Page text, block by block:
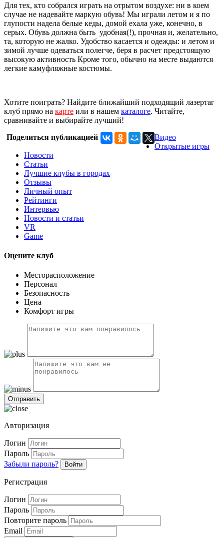
Для тех, кто собрался играть на отрытом воздухе: ни в коем
случае не надевайте маркую обувь! Мы играли летом и я по
глупости надела белые кеды, домой ехала уже, конечно, в
серых. Обувь должна быть удобная(!), прочная и, желательно,
та, которую не жалко. Удобство касается и одежды: и летом и
зимой лучше одеваться полегче, беря в расчет предстоящую
высокую активность Кроме того, обычно на месте выдаются
легкие камуфляжные костюмы.
Хотите поиграть? Найдите ближайший подходящий лазертаг
клуб прямо на карте или в нашем каталоге. Читайте,
сравнивайте и выбирайте лучший!
Поделиться публикацией
Видео
Открытые игры
Новости
Статьи
Лучшие клубы в городах
Отзывы
Личный опыт
Рейтинги
Интервью
Новости и статьи
VR
Game
Оцените клуб
Месторасположение
Персонал
Безопасность
Цена
Комфорт игры
Авторизация
Логин
Пароль
Забыли пароль?
Войти
Регистрация
Логин
Пароль
Повторите пароль
Email